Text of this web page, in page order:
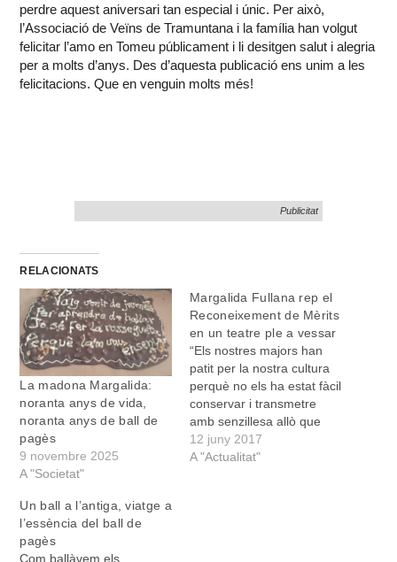
perdre aquest aniversari tan especial i únic. Per això,
l’Associació de Veïns de Tramuntana i la família han volgut
felicitar l’amo en Tomeu públicament i li desitgen salut i alegria
per a molts d’anys. Des d’aquesta publicació ens unim a les
felicitacions. Que en venguin molts més!
Publicitat
RELACIONATS
La madona Margalida:
noranta anys de vida,
noranta anys de ball de
pagès
9 novembre 2025
A "Societat"
Margalida Fullana rep el
Reconeixement de Mèrits
en un teatre ple a vessar
“Els nostres majors han
patit per la nostra cultura
perquè no els ha estat fàcil
conservar i transmetre
amb senzillesa allò que
des de diferents àmbits
sovint s’ha intentat
12 juny 2017
A "Actualitat"
Un ball a l’antiga, viatge a
l’essència del ball de
pagès
Com ballàvem els